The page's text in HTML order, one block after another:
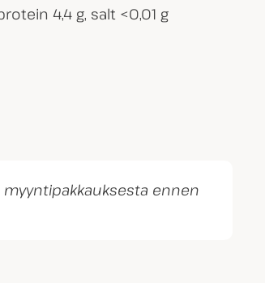
4,4 g, salt <0,01 g
ennen